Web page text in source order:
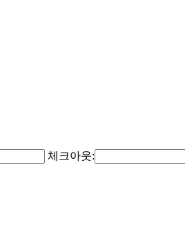
체크아웃: